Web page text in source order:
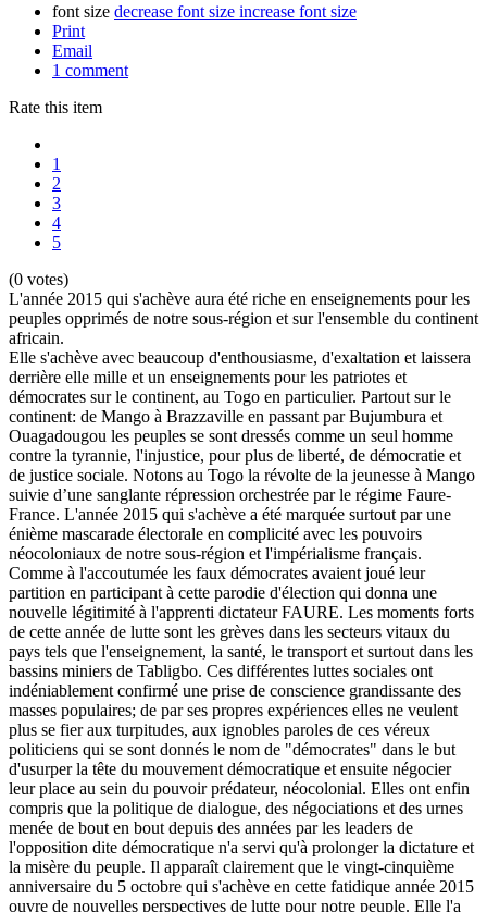
font size decrease font size increase font size
Print
Email
1 comment
Rate this item
1
2
3
4
5
(0 votes)
L'année 2015 qui s'achève aura été riche en enseignements pour les
peuples opprimés de notre sous-région et sur l'ensemble du continent
africain.
Elle s'achève avec beaucoup d'enthousiasme, d'exaltation et laissera
derrière elle mille et un enseignements pour les patriotes et
démocrates sur le continent, au Togo en particulier. Partout sur le
continent: de Mango à Brazzaville en passant par Bujumbura et
Ouagadougou les peuples se sont dressés comme un seul homme
contre la tyrannie, l'injustice, pour plus de liberté, de démocratie et
de justice sociale. Notons au Togo la révolte de la jeunesse à Mango
suivie d’une sanglante répression orchestrée par le régime Faure-
France. L'année 2015 qui s'achève a été marquée surtout par une
énième mascarade électorale en complicité avec les pouvoirs
néocoloniaux de notre sous-région et l'impérialisme français.
Comme à l'accoutumée les faux démocrates avaient joué leur
partition en participant à cette parodie d'élection qui donna une
nouvelle légitimité à l'apprenti dictateur FAURE. Les moments forts
de cette année de lutte sont les grèves dans les secteurs vitaux du
pays tels que l'enseignement, la santé, le transport et surtout dans les
bassins miniers de Tabligbo. Ces différentes luttes sociales ont
indéniablement confirmé une prise de conscience grandissante des
masses populaires; de par ses propres expériences elles ne veulent
plus se fier aux turpitudes, aux ignobles paroles de ces véreux
politiciens qui se sont donnés le nom de "démocrates" dans le but
d'usurper la tête du mouvement démocratique et ensuite négocier
leur place au sein du pouvoir prédateur, néocolonial. Elles ont enfin
compris que la politique de dialogue, des négociations et des urnes
menée de bout en bout depuis des années par les leaders de
l'opposition dite démocratique n'a servi qu'à prolonger la dictature et
la misère du peuple. Il apparaît clairement que le vingt-cinquième
anniversaire du 5 octobre qui s'achève en cette fatidique année 2015
ouvre de nouvelles perspectives de lutte pour notre peuple. Elle l'a